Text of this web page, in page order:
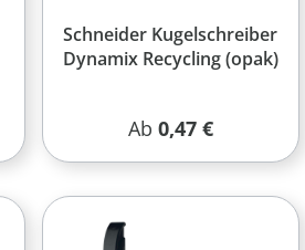
Schneider Kugelschreiber
Dynamix Recycling (opak)
Regulärer Preis:
Ab 0,47 €